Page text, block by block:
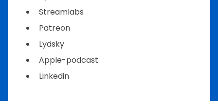
Streamlabs
Patreon
Lydsky
Apple-podcast
Linkedin